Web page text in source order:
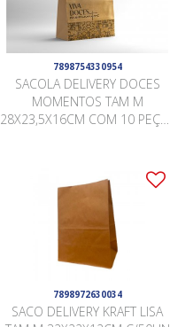
7898754330954
SACOLA DELIVERY DOCES
MOMENTOS TAM M
28X23,5X16CM COM 10 PEÇAS
7898972630034
SACO DELIVERY KRAFT LISA